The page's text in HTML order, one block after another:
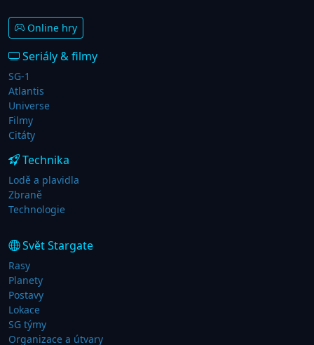
Online hry
Seriály & filmy
SG-1
Atlantis
Universe
Filmy
Citáty
Technika
Lodě a plavidla
Zbraně
Technologie
Svět Stargate
Rasy
Planety
Postavy
Lokace
SG týmy
Organizace a útvary